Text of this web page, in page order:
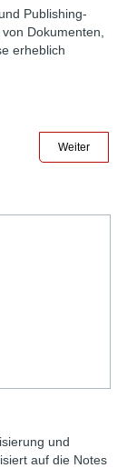
Publishing-
Dokumenten,
erheblich
Weiter
und
auf die Notes